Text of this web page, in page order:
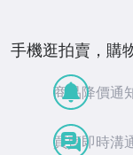
手機逛拍賣，購
商品降價通
買賣即時溝